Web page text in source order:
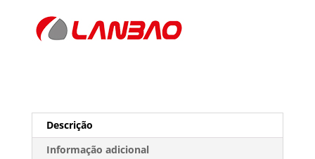
Descrição
Informação adicional